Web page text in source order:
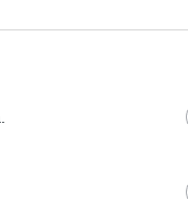
τον Χολαργό και με
18 (4), Καφέζας 13
6,
5, Ανδρικάκης,